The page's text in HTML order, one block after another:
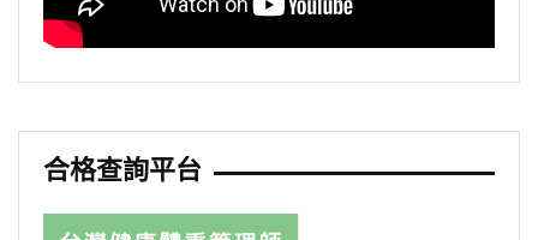
合格查詢平台